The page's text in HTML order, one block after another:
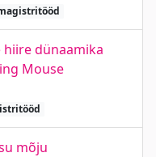
dünaamika
Mouse
mõju